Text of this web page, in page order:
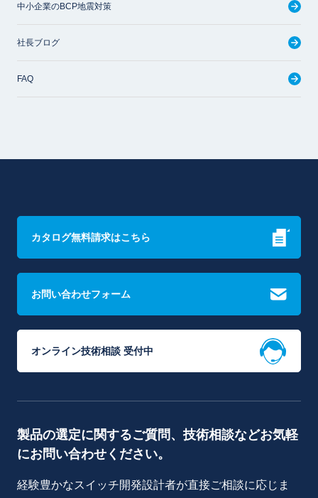
中小企業のBCP地震対策
社長ブログ
FAQ
カタログ無料請求はこちら
お問い合わせフォーム
オンライン技術相談 受付中
製品の選定に関するご質問、技術相談などお気軽
にお問い合わせください。
経験豊かなスイッチ開発設計者が直接ご相談に応じま